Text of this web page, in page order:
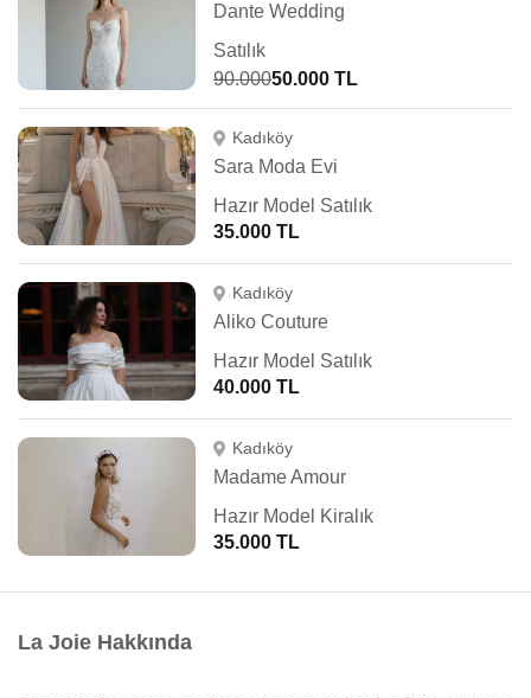
Dante Wedding
Satılık
90.00050.000 TL
Kadıköy
Sara Moda Evi
Hazır Model Satılık
35.000 TL
Kadıköy
Aliko Couture
Hazır Model Satılık
40.000 TL
Kadıköy
Madame Amour
Hazır Model Kiralık
35.000 TL
La Joie Hakkında